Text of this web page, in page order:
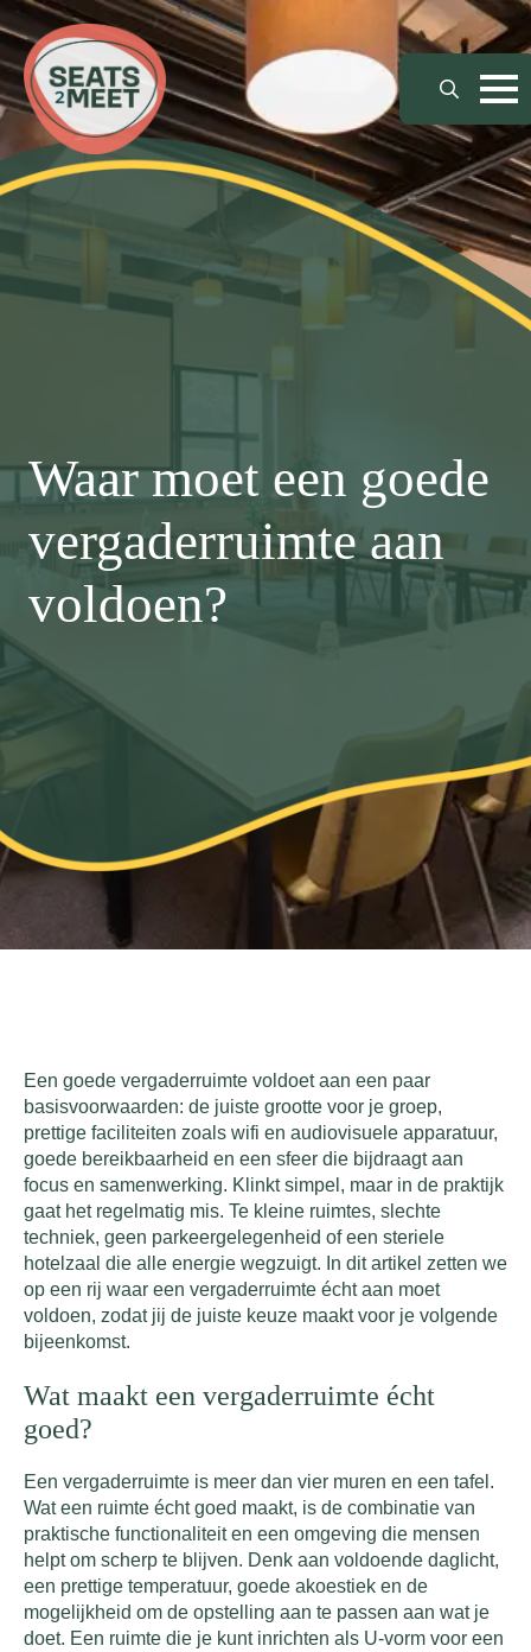
Search
for:
Waar moet een goede
vergaderruimte aan
voldoen?
Een goede vergaderruimte voldoet aan een paar
basisvoorwaarden: de juiste grootte voor je groep,
prettige faciliteiten zoals wifi en audiovisuele apparatuur,
goede bereikbaarheid en een sfeer die bijdraagt aan
focus en samenwerking. Klinkt simpel, maar in de praktijk
gaat het regelmatig mis. Te kleine ruimtes, slechte
techniek, geen parkeergelegenheid of een steriele
hotelzaal die alle energie wegzuigt. In dit artikel zetten we
op een rij waar een vergaderruimte écht aan moet
voldoen, zodat jij de juiste keuze maakt voor je volgende
bijeenkomst.
Wat maakt een vergaderruimte écht
goed?
Een vergaderruimte is meer dan vier muren en een tafel.
Wat een ruimte écht goed maakt, is de combinatie van
praktische functionaliteit en een omgeving die mensen
helpt om scherp te blijven. Denk aan voldoende daglicht,
een prettige temperatuur, goede akoestiek en de
mogelijkheid om de opstelling aan te passen aan wat je
doet. Een ruimte die je kunt inrichten als U-vorm voor een